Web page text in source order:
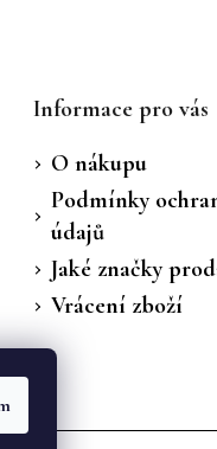
Informace pro vás
O nákupu
Podmínky
údajů
Jaké značky
Vrácení zboží